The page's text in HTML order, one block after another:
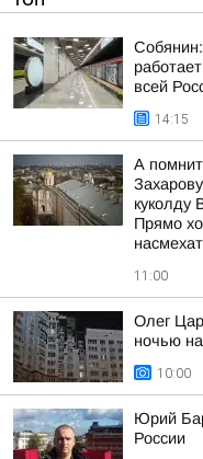
всей
14:15
А
куколду
Прямо
11:00
Олег
ночью
10:00
Юрий
России